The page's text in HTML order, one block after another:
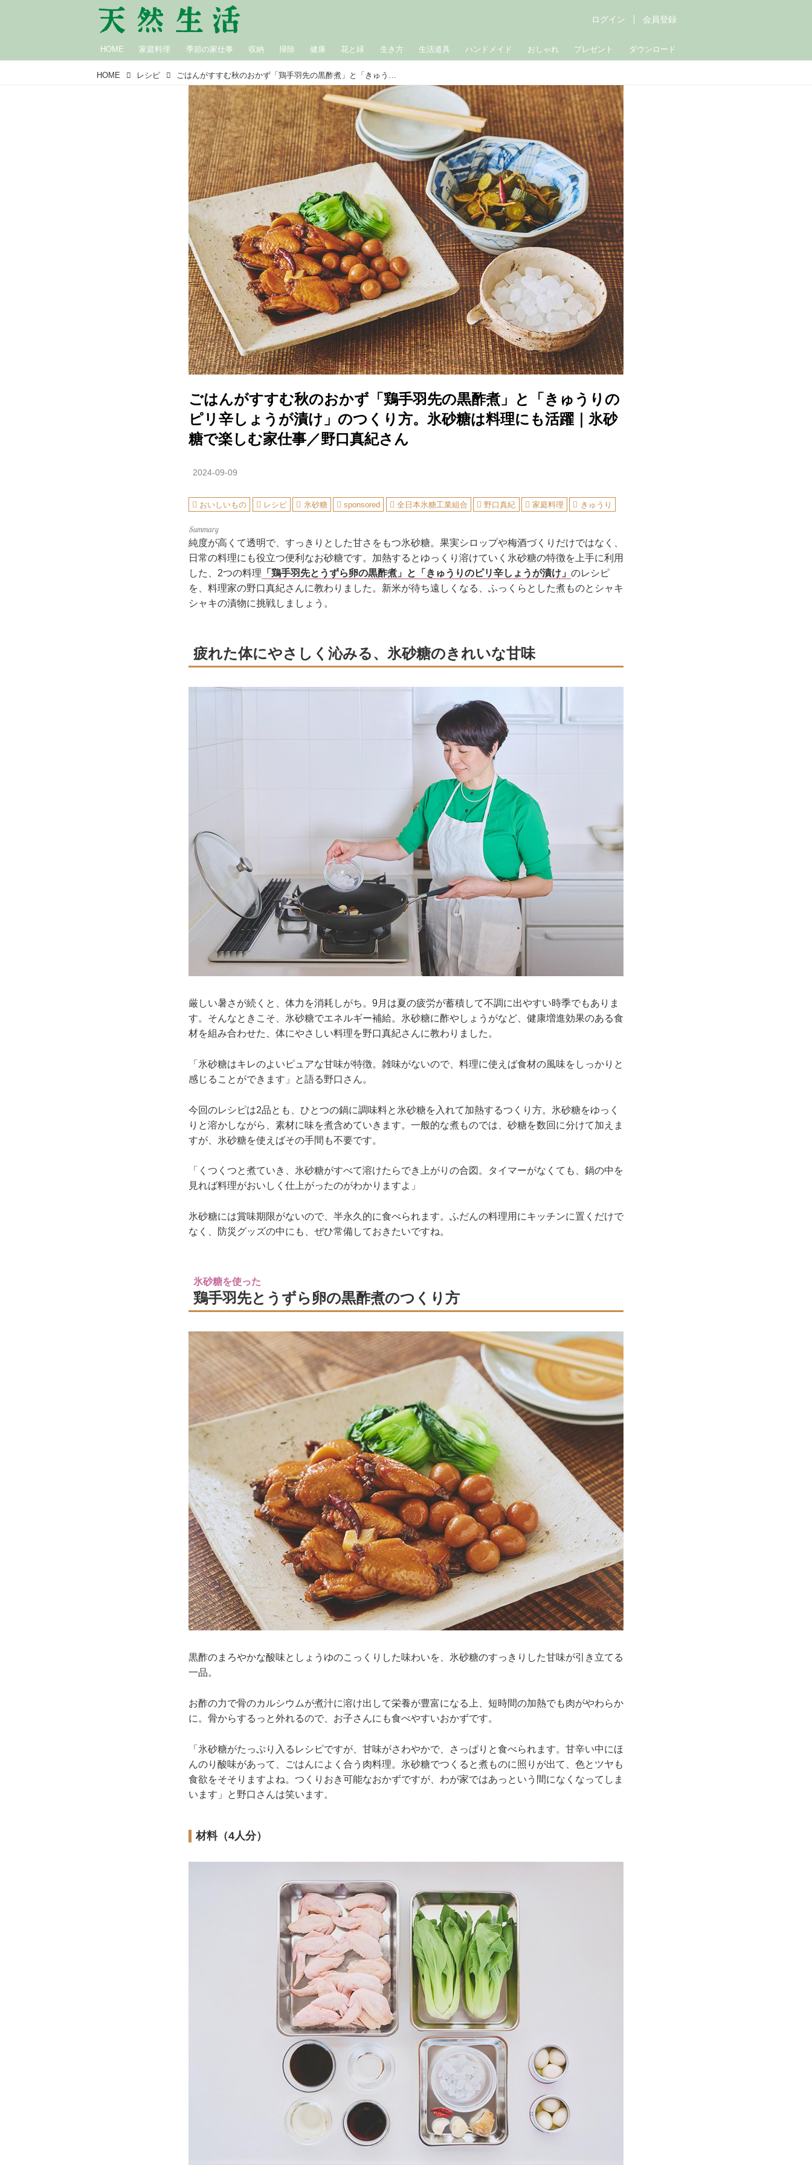
HOME 家庭料理 季節の家仕事 収納 掃除 健康 花と緑 生き方 生活道具 ハンドメイド おしゃれ プレゼント ダウンロード
ログイン 会員登録
HOME レシピ ごはんがすすむ秋のおかず「鶏手羽先の黒酢煮」と「きゅうりのピリ辛しょうが漬け」のつくり方。氷砂糖は料理にも活躍｜氷砂糖で楽しむ家仕事／野口真紀さん
ごはんがすすむ秋のおかず「鶏手羽先の黒酢煮」と「きゅうりの
ピリ辛しょうが漬け」のつくり方。氷砂糖は料理にも活躍｜氷砂
糖で楽しむ家仕事／野口真紀さん
2024-09-09
おいしいもの レシピ 氷砂糖 sponsored 全日本氷糖工業組合 野口真紀 家庭料理 きゅうり
純度が高くて透明で、すっきりとした甘さをもつ氷砂糖。果実シロップや梅酒づくりだけではなく、
日常の料理にも役立つ便利なお砂糖です。加熱するとゆっくり溶けていく氷砂糖の特徴を上手に利用
した、2つの料理 「鶏手羽先とうずら卵の黒酢煮」と「きゅうりのピリ辛しょうが漬け」 のレシピ
を、料理家の野口真紀さんに教わりました。新米が待ち遠しくなる、ふっくらとした煮ものとシャキ
シャキの漬物に挑戦しましょう。
疲れた体にやさしく沁みる、氷砂糖のきれいな甘味
厳しい暑さが続くと、体力を消耗しがち。9月は夏の疲労が蓄積して不調に出やすい時季でもありま
す。そんなときこそ、氷砂糖でエネルギー補給。氷砂糖に酢やしょうがなど、健康増進効果のある食
材を組み合わせた、体にやさしい料理を野口真紀さんに教わりました。
「氷砂糖はキレのよいピュアな甘味が特徴。雑味がないので、料理に使えば食材の風味をしっかりと
感じることができます」と語る野口さん。
今回のレシピは2品とも、ひとつの鍋に調味料と氷砂糖を入れて加熱するつくり方。氷砂糖をゆっく
りと溶かしながら、素材に味を煮含めていきます。一般的な煮ものでは、砂糖を数回に分けて加えま
すが、氷砂糖を使えばその手間も不要です。
「くつくつと煮ていき、氷砂糖がすべて溶けたらでき上がりの合図。タイマーがなくても、鍋の中を
見れば料理がおいしく仕上がったのがわかりますよ」
氷砂糖には賞味期限がないので、半永久的に食べられます。ふだんの料理用にキッチンに置くだけで
なく、防災グッズの中にも、ぜひ常備しておきたいですね。
氷砂糖を使った
鶏手羽先とうずら卵の黒酢煮のつくり方
黒酢のまろやかな酸味としょうゆのこっくりした味わいを、氷砂糖のすっきりした甘味が引き立てる
一品。
お酢の力で骨のカルシウムが煮汁に溶け出して栄養が豊富になる上、短時間の加熱でも肉がやわらか
に。骨からするっと外れるので、お子さんにも食べやすいおかずです。
「氷砂糖がたっぷり入るレシピですが、甘味がさわやかで、さっぱりと食べられます。甘辛い中にほ
んのり酸味があって、ごはんによく合う肉料理。氷砂糖でつくると煮ものに照りが出て、色とツヤも
食欲をそそりますよね。つくりおき可能なおかずですが、わが家ではあっという間になくなってしま
います」と野口さんは笑います。
材料（4人分）